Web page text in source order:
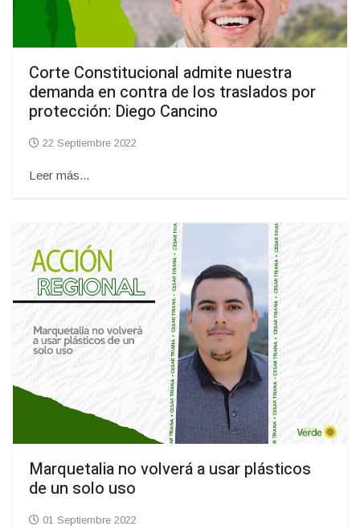
Corte Constitucional admite nuestra
demanda en contra de los traslados por
protección: Diego Cancino
22 Septiembre 2022
Leer más...
Marquetalia no volverá a usar plásticos
de un solo uso
01 Septiembre 2022